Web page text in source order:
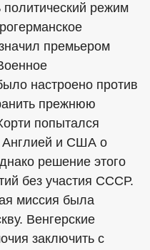
режим
премьером
настроено против
прежнюю
попытался
Англией и США о
решение этого
без участия СССР.
миссия была
Венгерские
заключить с